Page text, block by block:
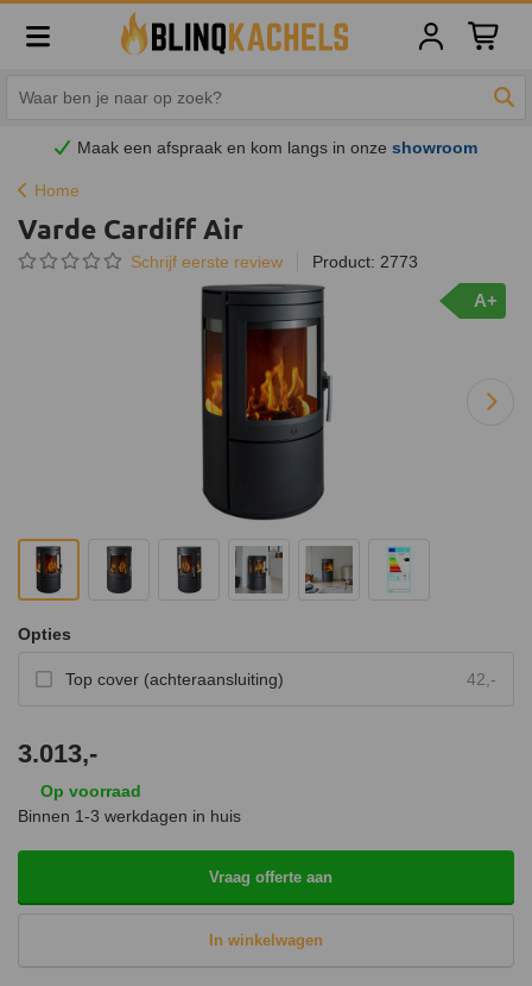
Maak een afspraak en kom langs in onzeshowroom
Home
Varde Cardiff Air
Schrijf eerste review Product: 2773
A+
Opties
Top cover (achteraansluiting) 42,-
3.013,-
Op voorraad
Binnen 1-3 werkdagen in huis
Vraag offerte aan
In winkelwagen